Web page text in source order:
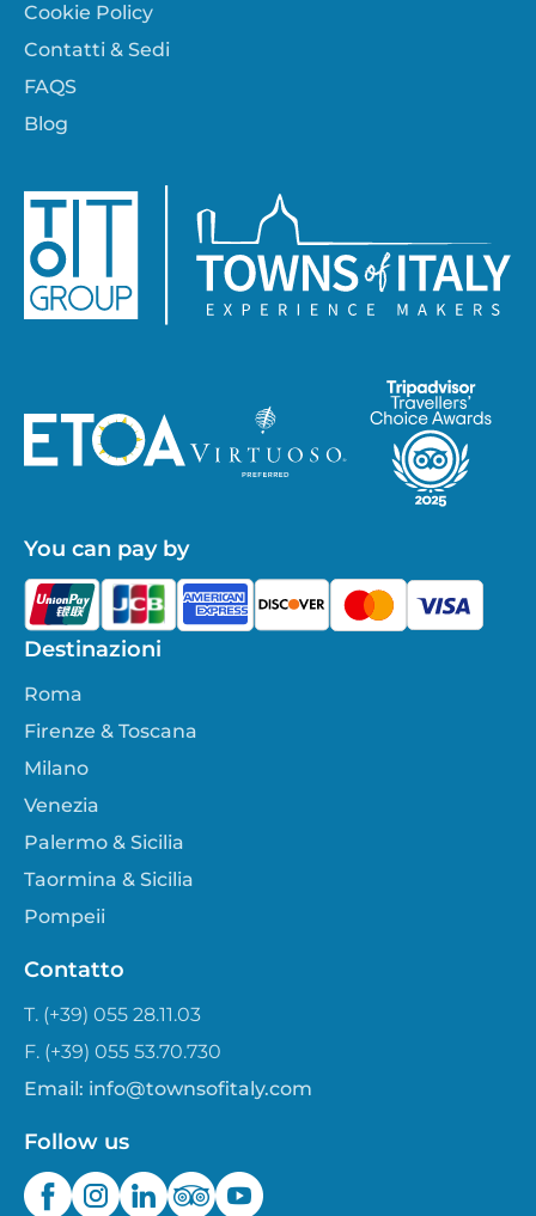
Destinazioni
Roma
Firenze & Toscana
Milano
Venezia
Palermo & Sicilia
Taormina & Sicilia
Pompeii
Cookie Policy
Contatti & Sedi
FAQS
Blog
Contatto
T. (+39) 055 28.11.03
F. (+39) 055 53.70.730
Email: info@townsofitaly.com
You can pay by
Follow us